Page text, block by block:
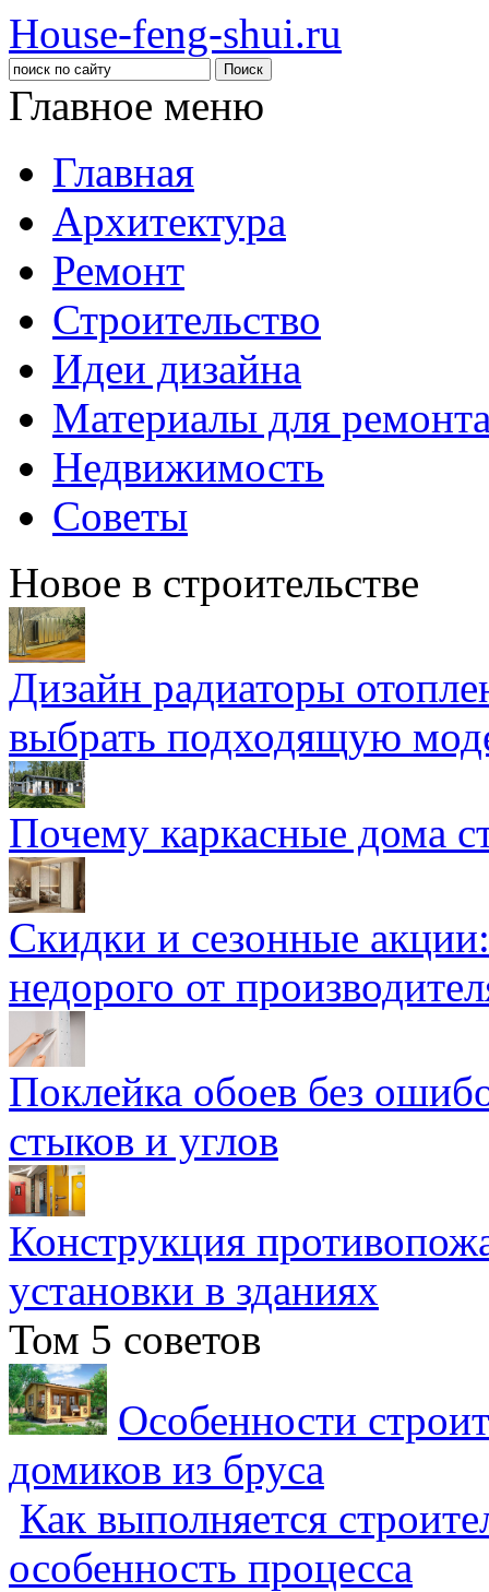
House-feng-shui.ru
Главное меню
Главная
Архитектура
Ремонт
Строительство
Идеи дизайна
Материалы для
Недвижимость
Советы
Новое в строительстве
Дизайн радиаторы
выбрать подходящую
Почему каркасные дома
Скидки и сезонные
недорого от
Поклейка обоев без
стыков и углов
Конструкция
установки в зданиях
Том 5 советов
Особенности
домиков из бруса
Как выполняется
особенность процесса